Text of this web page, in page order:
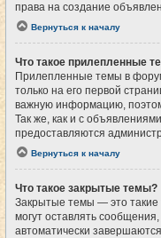
права на создание
Вернуться к началу
Что такое прилепленные
Прилепленные темы в
только на его первой
важную информацию,
Так же, как и с
предоставляются
Вернуться к началу
Что такое закрытые темы?
Закрытые темы — это такие
могут оставлять
автоматически